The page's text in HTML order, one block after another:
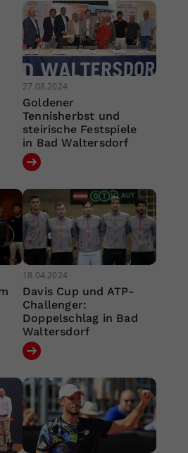
27.08.2024
Goldener
Tennisherbst und
steirische Festspiele
in Bad Waltersdorf
18.04.2024
Davis Cup und ATP-
Challenger:
Doppelschlag in Bad
Waltersdorf